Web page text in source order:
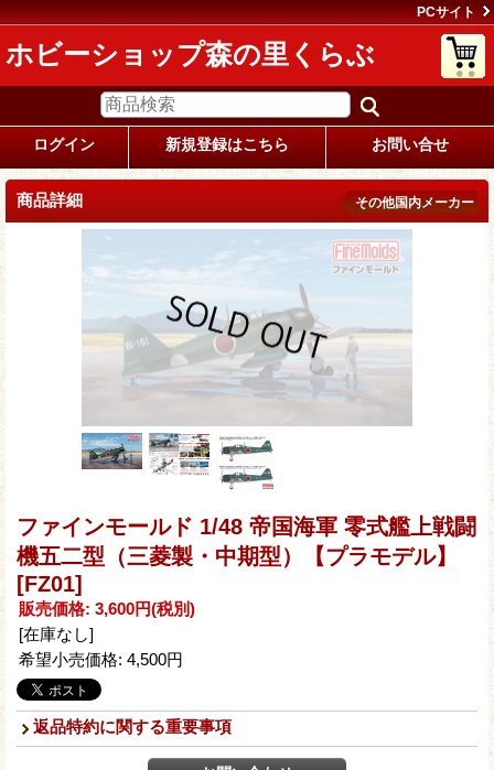
PCサイト
ホビーショップ森の里くらぶ
ログイン 新規登録はこちら お問い合せ
商品詳細 その他国内メーカー
ファインモールド 1/48 帝国海軍 零式艦上戦闘
機五二型（三菱製・中期型）【プラモデル】
[FZ01]
販売価格: 3,600円(税別)
[在庫なし]
希望小売価格: 4,500円
返品特約に関する重要事項